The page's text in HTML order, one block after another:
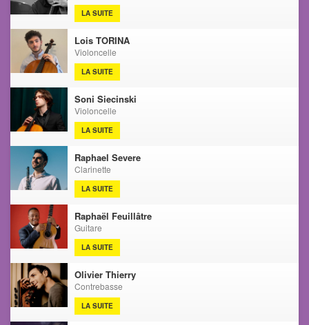
LA SUITE
Lois TORINA
Violoncelle
LA SUITE
Soni Siecinski
Violoncelle
LA SUITE
Raphael Severe
Clarinette
LA SUITE
Raphaël Feuillâtre
Guitare
LA SUITE
Olivier Thierry
Contrebasse
LA SUITE